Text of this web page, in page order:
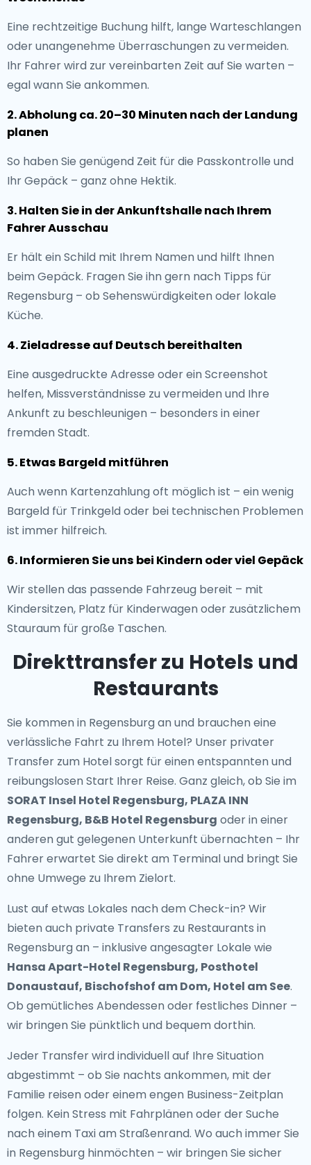
Eine rechtzeitige Buchung hilft, lange Warteschlangen
oder unangenehme Überraschungen zu vermeiden.
Ihr Fahrer wird zur vereinbarten Zeit auf Sie warten –
egal wann Sie ankommen.
2. Abholung ca. 20–30 Minuten nach der Landung
planen
So haben Sie genügend Zeit für die Passkontrolle und
Ihr Gepäck – ganz ohne Hektik.
3. Halten Sie in der Ankunftshalle nach Ihrem
Fahrer Ausschau
Er hält ein Schild mit Ihrem Namen und hilft Ihnen
beim Gepäck. Fragen Sie ihn gern nach Tipps für
Regensburg – ob Sehenswürdigkeiten oder lokale
Küche.
4. Zieladresse auf Deutsch bereithalten
Eine ausgedruckte Adresse oder ein Screenshot
helfen, Missverständnisse zu vermeiden und Ihre
Ankunft zu beschleunigen – besonders in einer
fremden Stadt.
5. Etwas Bargeld mitführen
Auch wenn Kartenzahlung oft möglich ist – ein wenig
Bargeld für Trinkgeld oder bei technischen Problemen
ist immer hilfreich.
6. Informieren Sie uns bei Kindern oder viel Gepäck
Wir stellen das passende Fahrzeug bereit – mit
Kindersitzen, Platz für Kinderwagen oder zusätzlichem
Stauraum für große Taschen.
Direkttransfer zu Hotels und
Restaurants
Sie kommen in Regensburg an und brauchen eine
verlässliche Fahrt zu Ihrem Hotel? Unser privater
Transfer zum Hotelsorgt für einen entspannten und
reibungslosen Start Ihrer Reise. Ganz gleich, ob Sie im
SORAT Insel Hotel Regensburg, PLAZA INN
Regensburg, B&B Hotel Regensburg oder in einer
anderen gut gelegenen Unterkunft übernachten – Ihr
Fahrer erwartet Sie direkt am Terminal und bringt Sie
ohne Umwege zu Ihrem Zielort.
Lust auf etwas Lokales nach dem Check-in? Wir
bieten auch private Transfers zu Restaurants in
Regensburg an – inklusive angesagter Lokale wie
Hansa Apart-Hotel Regensburg, Posthotel
Donaustauf, Bischofshof am Dom, Hotel am See.
Ob gemütliches Abendessen oder festliches Dinner –
wir bringen Sie pünktlich und bequem dorthin.
Jeder Transfer wird individuell auf Ihre Situation
abgestimmt – ob Sie nachts ankommen, mit der
Familie reisen oder einem engen Business-Zeitplan
folgen. Kein Stress mit Fahrplänen oder der Suche
nach einem Taxi am Straßenrand. Wo auch immer Sie
in Regensburg hinmöchten – wir bringen Sie sicher